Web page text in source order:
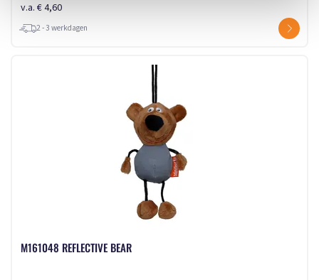
v.a. € 4,60
2 - 3 werkdagen
M161048 REFLECTIVE BEAR